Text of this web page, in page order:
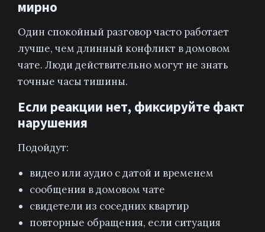
мирно
Один спокойный разговор часто работает
лучше, чем длинный конфликт в домовом
чате. Люди действительно могут не знать
точные часы тишины.
Если реакции нет, фиксируйте факт
нарушения
Подойдут:
видео или аудио с датой и временем
сообщения в домовом чате
свидетели из соседних квартир
повторные обращения, если ситуация